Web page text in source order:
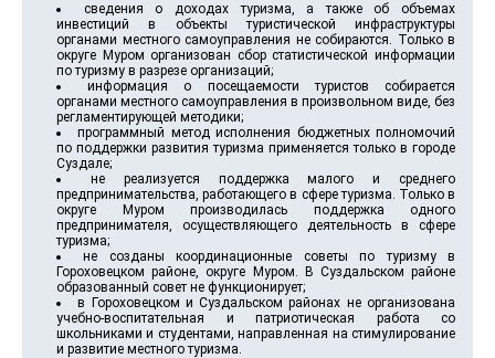
сведения о доходах туризма, а также об объемах
инвестиций в объекты туристической инфраструктуры
органами местного самоуправления не собираются. Только в
округе Муром организован сбор статистической информации
по туризму в разрезе организаций;
информация о посещаемости туристов собирается
органами местного самоуправления в произвольном виде, без
регламентирующей методики;
программный метод исполнения бюджетных полномочий
по поддержки развития туризма применяется только в городе
Суздале;
не реализуется поддержка малого и среднего
предпринимательства, работающего в сфере туризма. Только в
округе Муром производилась поддержка одного
предпринимателя, осуществляющего деятельность в сфере
туризма;
не созданы координационные советы по туризму в
Гороховецком районе, округе Муром. В Суздальском районе
образованный совет не функционирует;
в Гороховецком и Суздальском районах не организована
учебно-воспитательная и патриотическая работа со
школьниками и студентами, направленная на стимулирование
и развитие местного туризма.